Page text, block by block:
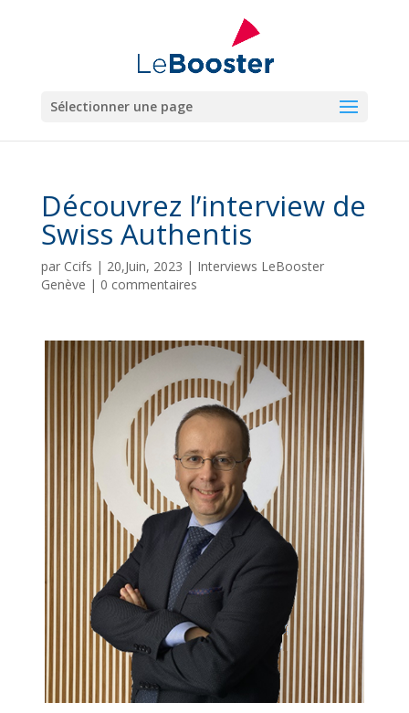
Sélectionner une page
Découvrez l’interview de
Swiss Authentis
par Ccifs | 20,Juin, 2023 | Interviews LeBooster
Genève | 0 commentaires